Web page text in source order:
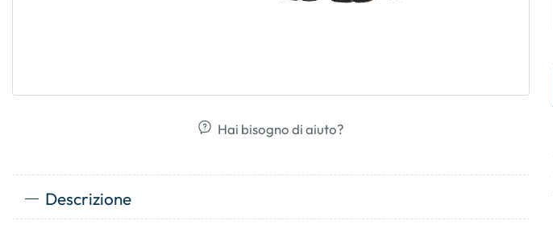
Hai bisogno di aiuto?
Descrizione